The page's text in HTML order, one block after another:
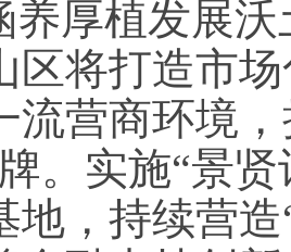
养厚植发展
区将打造市
流营商环境
。实施“景
地，持续营